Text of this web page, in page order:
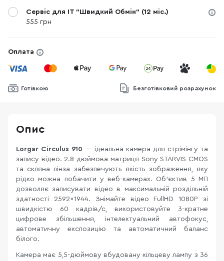
Сервіс для IT "Швидкий Обмін" (12 міс.)
555 грн
Оплата
Готівкою Безготівковий розрахунок
Опис
Lorgar Circulus 910 — ідеальна камера для стрімінгу та
запису відео. 2.8-дюймова матриця Sony STARVIS CMOS
та скляна лінза забезпечують якість зображення, яку
рідко можна побачити у веб-камерах. Об'єктив 5 МП
дозволяє записувати відео в максимальній роздільній
здатності 2592×1944. Знімайте відео FullHD 1080P зі
швидкістю 60 кадрів/с, використовуйте 3-кратне
цифрове збільшення, інтелектуальний автофокус,
автоматичну експозицію та автоматичний баланс
білого.
Камера має 5,5-дюймову вбудовану кільцеву лампу з 36